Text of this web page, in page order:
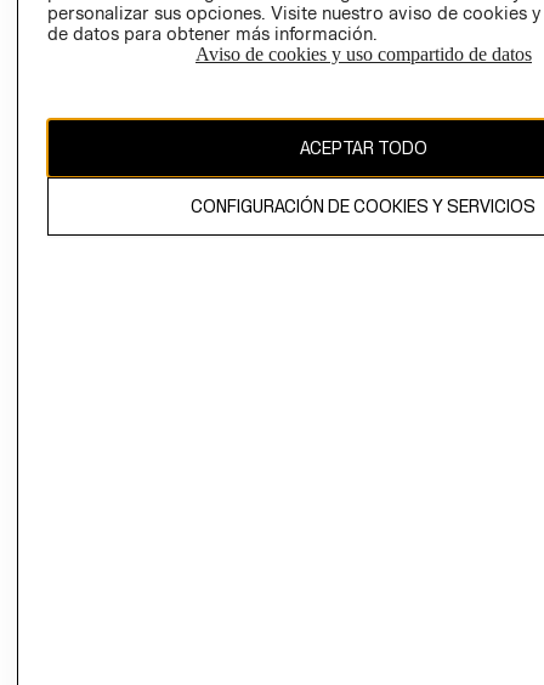
El contenido de esta página web está protegido por copyright y es
personalizar sus opciones. Visite nuestro aviso de cookies
de datos para obtener más información.
Aviso de cookies y uso compartido de datos
ACEPTAR TODO
CONFIGURACIÓN DE COOKIES Y SERVICIOS